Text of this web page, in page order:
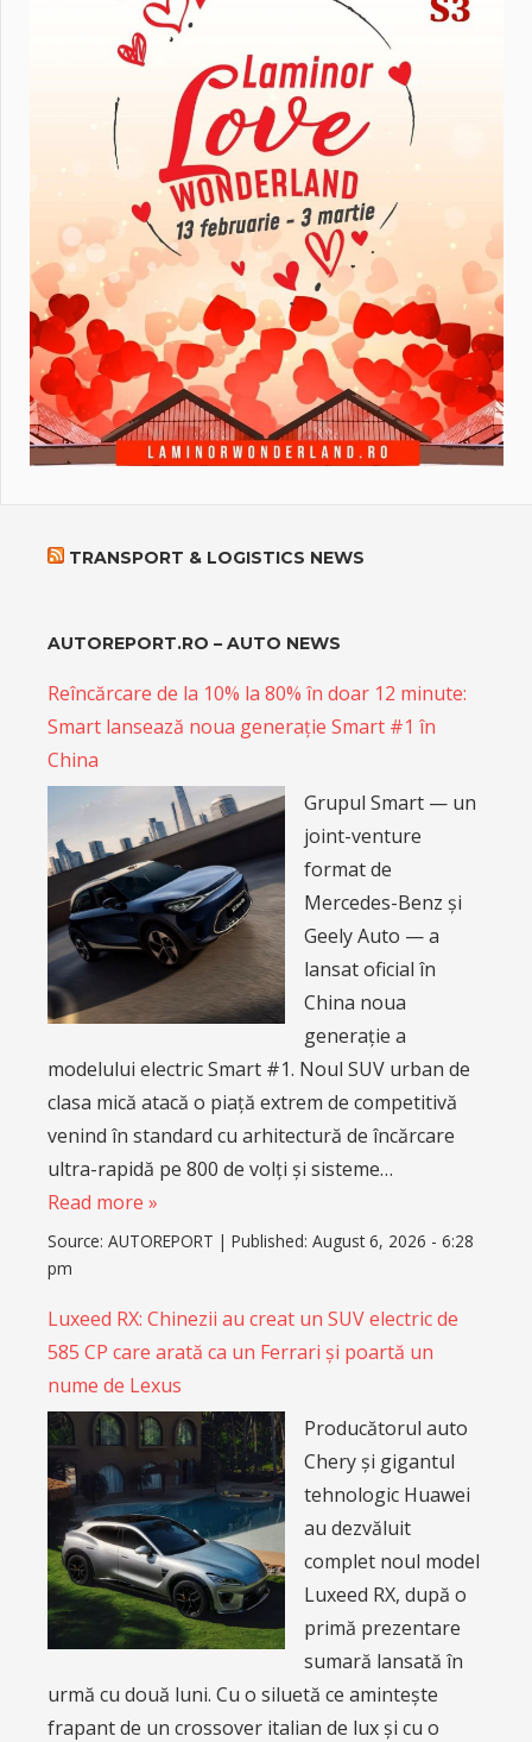
TRANSPORT & LOGISTICS NEWS
AUTOREPORT.RO – AUTO NEWS
Reîncărcare de la 10% la 80% în doar 12 minute:
Smart lansează noua generație Smart #1 în
China
Grupul Smart — un
joint-venture
format de
Mercedes-Benz și
Geely Auto — a
lansat oficial în
China noua
generație a
modelului electric Smart #1. Noul SUV urban de
clasa mică atacă o piață extrem de competitivă
venind în standard cu arhitectură de încărcare
ultra-rapidă pe 800 de volți și sisteme…
Read more »
Source: AUTOREPORT | Published: August 6, 2026 - 6:28
pm
Luxeed RX: Chinezii au creat un SUV electric de
585 CP care arată ca un Ferrari și poartă un
nume de Lexus
Producătorul auto
Chery și gigantul
tehnologic Huawei
au dezvăluit
complet noul model
Luxeed RX, după o
primă prezentare
sumară lansată în
urmă cu două luni. Cu o siluetă ce amintește
frapant de un crossover italian de lux și cu o